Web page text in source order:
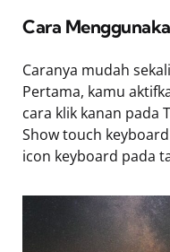
Cara
Caranya mudah
Pertama, kamu
cara klik kanan pada
Show touch
icon keyboard pada